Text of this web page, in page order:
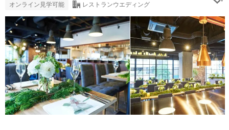
オンライン見学可能 レストランウエディング